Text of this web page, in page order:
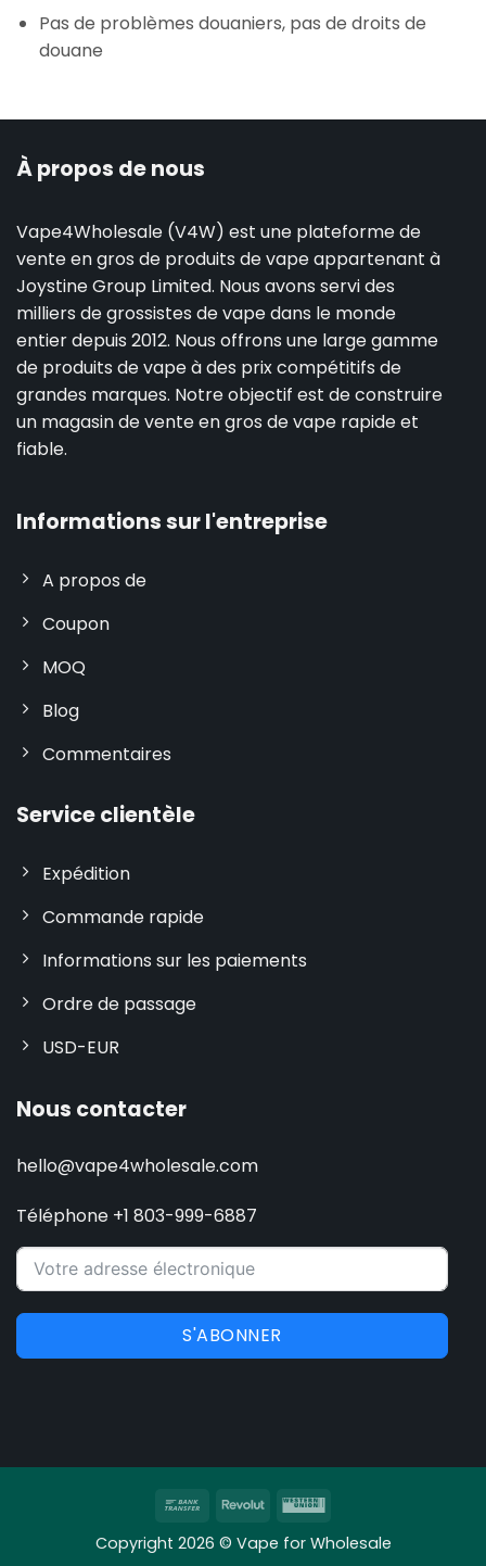
Pas de problèmes douaniers, pas de droits de
douane
À propos de nous
Vape4Wholesale (V4W) est une plateforme de
vente en gros de produits de vape appartenant à
Joystine Group Limited. Nous avons servi des
milliers de grossistes de vape dans le monde
entier depuis 2012. Nous offrons une large gamme
de produits de vape à des prix compétitifs de
grandes marques. Notre objectif est de construire
un magasin de vente en gros de vape rapide et
fiable.
Informations sur l'entreprise
A propos de
Coupon
MOQ
Blog
Commentaires
Service clientèle
Expédition
Commande rapide
Informations sur les paiements
Ordre de passage
USD-EUR
Nous contacter
hello@vape4wholesale.com
Téléphone +1 803-999-6887
S'ABONNER
VirementRevolutWestern
Copyright 2026 © Vape for Wholesale